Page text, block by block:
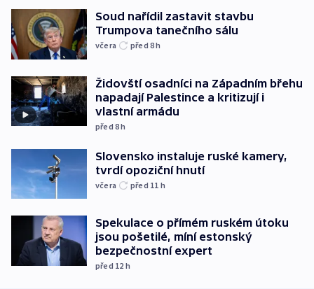
Soud nařídil zastavit stavbu
Trumpova tanečního sálu
včera před 8h
Židovští osadníci na Západním břehu
napadají Palestince a kritizují i
vlastní armádu
před 8h
Slovensko instaluje ruské kamery,
tvrdí opoziční hnutí
včera před 11 h
Spekulace o přímém ruském útoku
jsou pošetilé, míní estonský
bezpečnostní expert
před 12 h